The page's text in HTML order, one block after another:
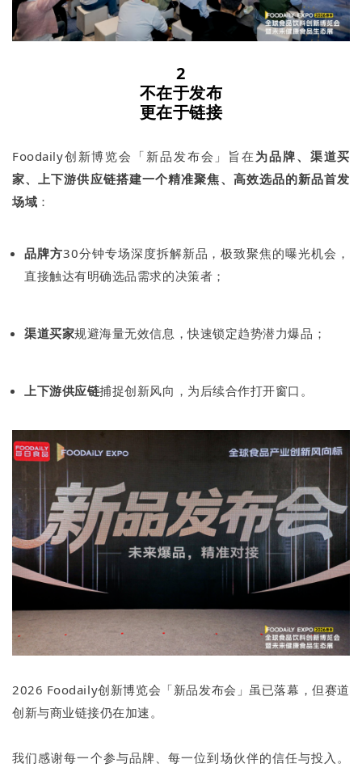
2
不在于发布
更在于链接
Foodaily创新博览会「新品发布会」旨在 为品牌、渠道买
家、上下游供应链搭建一个精准聚焦、高效选品的新品首发
场域 ：
品牌方30分钟专场深度拆解新品，极致聚焦的曝光机会，
直接触达有明确选品需求的决策者；
渠道买家规避海量无效信息，快速锁定趋势潜力爆品；
上下游供应链捕捉创新风向，为后续合作打开窗口。
2026 Foodaily创新博览会「新品发布会」虽已落幕，但赛道
创新与商业链接仍在加速。
我们感谢每一个参与品牌、每一位到场伙伴的信任与投入。